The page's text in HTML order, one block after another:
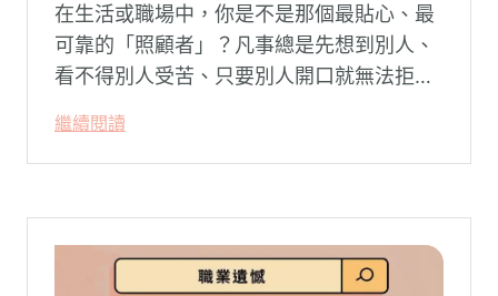
在生活或職場中，你是不是那個最貼心、最
可靠的「照顧者」？凡事總是先想到別人、
看不得別人受苦、只要別人開口就無法拒
常在夜深人靜時讓你感到莫名的心累與空
虛。
繼續閱讀